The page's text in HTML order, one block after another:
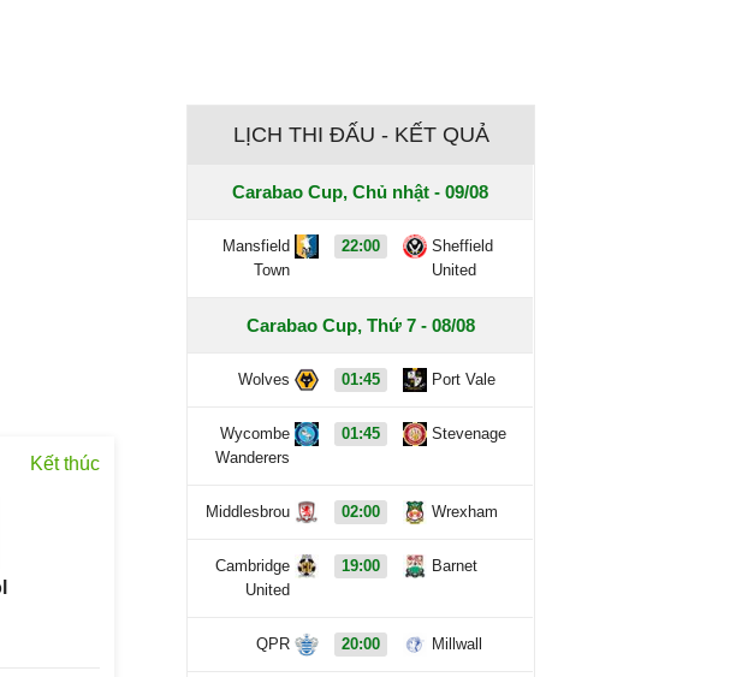
LỊCH THI ĐẤU - KẾT QUẢ
Carabao Cup, Chủ nhật - 09/08
Mansfield
Town
22:00
Sheffield
United
Carabao Cup, Thứ 7 - 08/08
Wolves 01:45 Port Vale
Wycombe
Wanderers
01:45 Stevenage
Middlesbrou 02:00 Wrexham
Cambridge
United
19:00 Barnet
QPR 20:00 Millwall